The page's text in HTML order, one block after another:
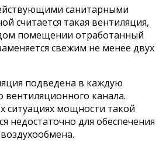
санитарными
считается такая вентиляция,
помещении отработанный
свежим не менее двух
подведена в каждую
вентиляционного канала.
ситуациях мощности такой
недостаточно для обеспечения